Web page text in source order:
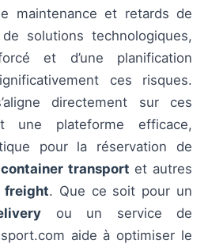
maintenance et retards de
de solutions technologiques,
et d’une planification
ces risques.
directement sur ces
une plateforme efficace,
pour la réservation de
container transport et autres
freight. Que ce soit pour un
ou un service de
aide à optimiser le